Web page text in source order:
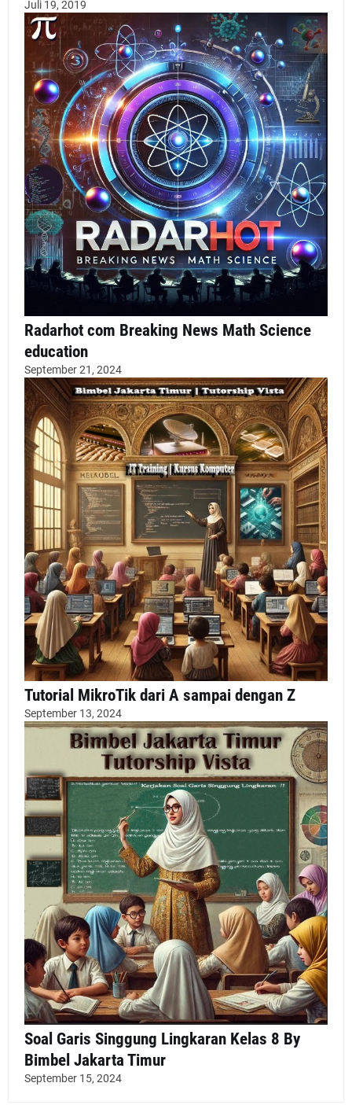
Juli 19, 2019
Radarhot com Breaking News Math Science
education
September 21, 2024
Tutorial MikroTik dari A sampai dengan Z
September 13, 2024
Soal Garis Singgung Lingkaran Kelas 8 By
Bimbel Jakarta Timur
September 15, 2024